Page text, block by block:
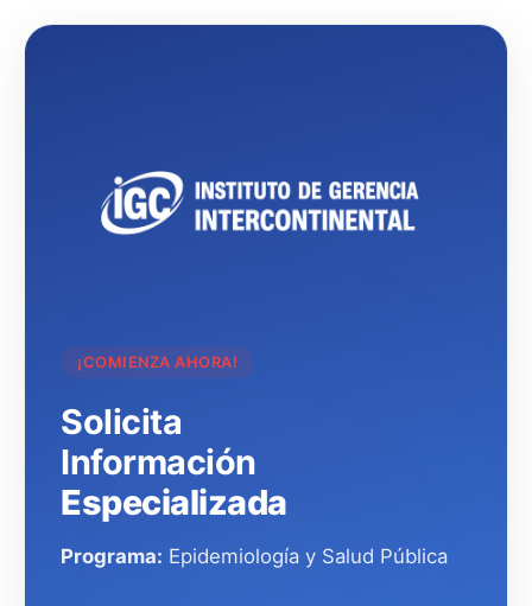
¡COMIENZA AHORA!
Solicita
Información
Especializada
Programa: Epidemiología y Salud Pública